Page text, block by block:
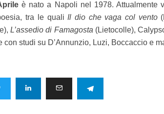
è nato a Napoli nel 1978. Attualmente
tra le quali Il dio che vaga col vento
L’assedio di Famagosta (Lietocolle),
con studi su D’Annunzio, Luzi, Boccaccio e